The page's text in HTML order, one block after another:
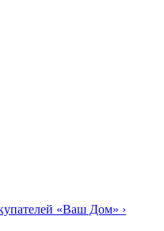
«Ваш Дом» ›